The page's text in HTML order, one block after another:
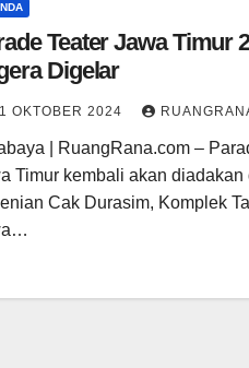
Teater Jawa Timur
Digelar
OKTOBER 2024
| RuangRana.com –
Timur kembali akan diadakan
Cak Durasim, Komplek